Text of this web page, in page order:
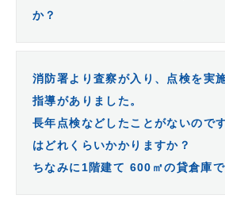
か？
消防署より査察が入り、点検を実
指導がありました。
長年点検などしたことがないので
はどれくらいかかりますか？
ちなみに1階建て 600㎡の貸倉庫で